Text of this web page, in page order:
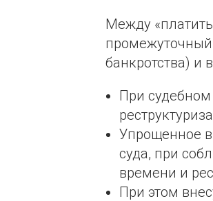
Между «платить
промежуточный
банкротства) и
При судебном
Упрощенное
суда, при
времени и
При этом